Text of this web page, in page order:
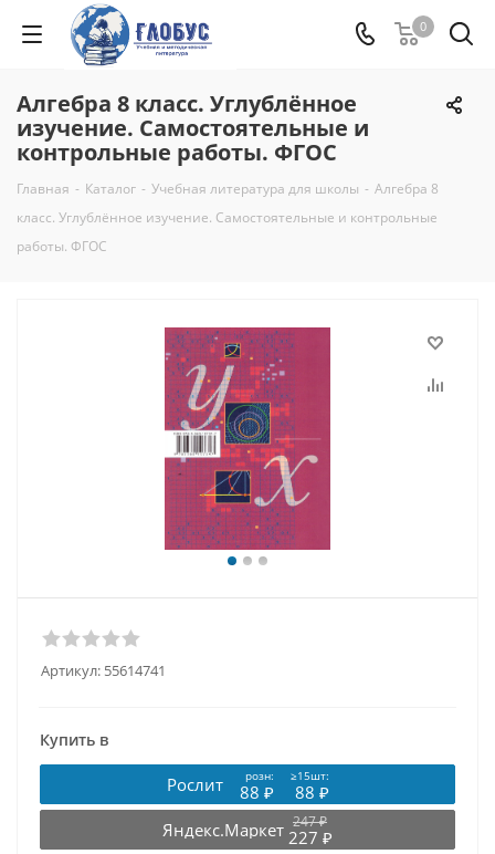
0
Алгебра 8 класс. Углублённое
изучение. Самостоятельные и
контрольные работы. ФГОС
Главная - Каталог - Учебная литература для школы - Алгебра 8
класс. Углублённое изучение. Самостоятельные и контрольные
работы. ФГОС
Артикул: 55614741
Купить в
Рослит розн: ≥15шт:
88 ₽
88 ₽
Яндекс.Маркет 247 ₽
227 ₽